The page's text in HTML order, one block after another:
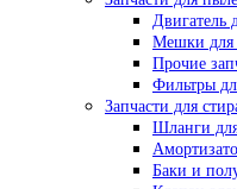
Двигатель
Мешки для
Прочие
Фильтры
Запчасти для
Шланги
Баки и